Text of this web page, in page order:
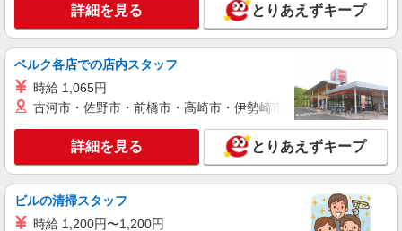
キープ 詳細を見る
派遣社員
株式会社kotrio /●KB-H-1900167
＜神戸三宮＞サ高住スタッフ＊教育体制充実
◎30代・40代活躍中
時給1450円〜2187円 ＜日払い有/週払い有/交
通費全支給(ガソリン代含む)＞
神戸市中央区 マイカー通勤OK
キープ 詳細を見る
詳細を見る とりあえずキープ
ベルク各店での店内スタッフ
時給 1,065円
古河市・佐野市・前橋市・高崎市・伊勢崎市・太田市・館林市
詳細を見る とりあえずキープ
ビルの清掃スタッフ
時給 1,200円〜1,200円